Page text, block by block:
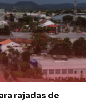
rajadas de